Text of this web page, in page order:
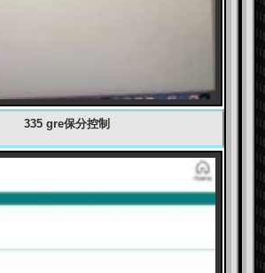
335 gre保分控制